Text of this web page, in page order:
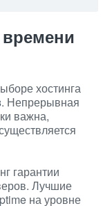
хостинга
. Непрерывная
важна,
гарантии
Лучшие
на уровне